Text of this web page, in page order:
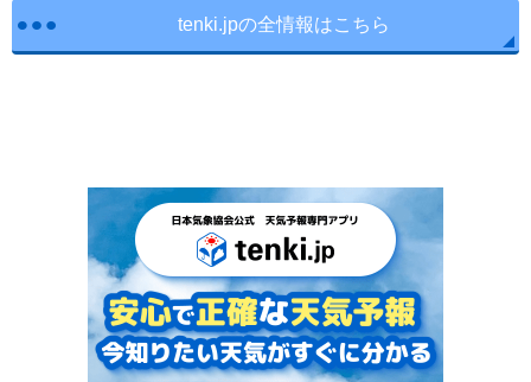
tenki.jpの全情報はこちら